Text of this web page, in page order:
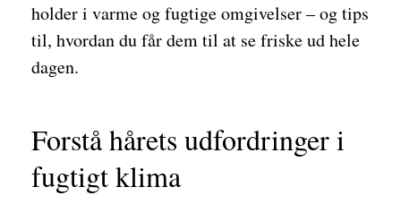
holder i varme og fugtige omgivelser – og tips
til, hvordan du får dem til at se friske ud hele
dagen.
Forstå hårets udfordringer i
fugtigt klima